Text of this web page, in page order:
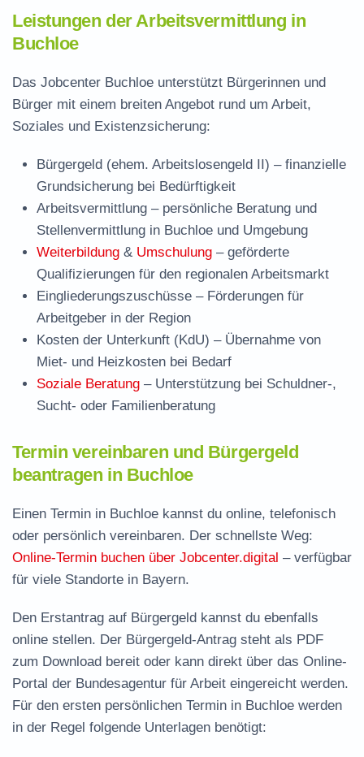
Leistungen der Arbeitsvermittlung in
Buchloe
Das Jobcenter Buchloe unterstützt Bürgerinnen und
Bürger mit einem breiten Angebot rund um Arbeit,
Soziales und Existenzsicherung:
Bürgergeld (ehem. Arbeitslosengeld II) – finanzielle
Grundsicherung bei Bedürftigkeit
Arbeitsvermittlung – persönliche Beratung und
Stellenvermittlung in Buchloe und Umgebung
Weiterbildung & Umschulung – geförderte
Qualifizierungen für den regionalen Arbeitsmarkt
Eingliederungszuschüsse – Förderungen für
Arbeitgeber in der Region
Kosten der Unterkunft (KdU) – Übernahme von
Miet- und Heizkosten bei Bedarf
Soziale Beratung – Unterstützung bei Schuldner-,
Sucht- oder Familienberatung
Termin vereinbaren und Bürgergeld
beantragen in Buchloe
Einen Termin in Buchloe kannst du online, telefonisch
oder persönlich vereinbaren. Der schnellste Weg:
Online-Termin buchen über Jobcenter.digital – verfügbar
für viele Standorte in Bayern.
Den Erstantrag auf Bürgergeld kannst du ebenfalls
online stellen. Der Bürgergeld-Antrag steht als PDF
zum Download bereit oder kann direkt über das Online-
Portal der Bundesagentur für Arbeit eingereicht werden.
Für den ersten persönlichen Termin in Buchloe werden
in der Regel folgende Unterlagen benötigt: